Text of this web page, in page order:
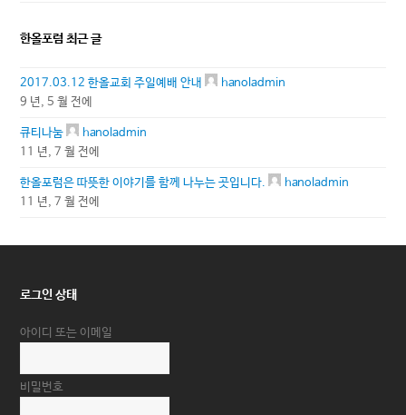
한올포럼 최근 글
2017.03.12 한올교회 주일예배 안내
hanoladmin
9 년, 5 월 전에
큐티나눔
hanoladmin
11 년, 7 월 전에
한올포럼은 따뜻한 이야기를 함께 나누는 곳입니다.
hanoladmin
11 년, 7 월 전에
로그인 상태
아이디 또는 이메일
비밀번호